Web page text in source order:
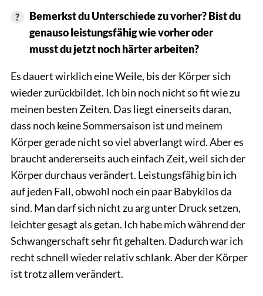
Bemerkst du Unterschiede zu vorher? Bist du
genauso leistungsfähig wie vorher oder
musst du jetzt noch härter arbeiten?
Es dauert wirklich eine Weile, bis der Körper sich
wieder zurückbildet. Ich bin noch nicht so fit wie zu
meinen besten Zeiten. Das liegt einerseits daran,
dass noch keine Sommersaison ist und meinem
Körper gerade nicht so viel abverlangt wird. Aber es
braucht andererseits auch einfach Zeit, weil sich der
Körper durchaus verändert. Leistungsfähig bin ich
auf jeden Fall, obwohl noch ein paar Babykilos da
sind. Man darf sich nicht zu arg unter Druck setzen,
leichter gesagt als getan. Ich habe mich während der
Schwangerschaft sehr fit gehalten. Dadurch war ich
recht schnell wieder relativ schlank. Aber der Körper
ist trotz allem verändert.